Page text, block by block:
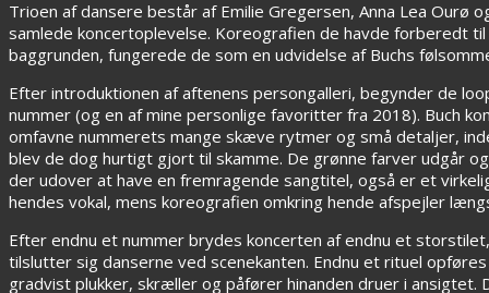
Trioen af dansere består af Emilie Gregersen, Anna Lea
samlede koncertoplevelse. Koreografien de havde forberedt
baggrunden, fungerede de som en udvidelse af Buchs
Efter introduktionen af aftenens persongalleri, begynder de
nummer (og en af mine personlige favoritter fra 2018). Buch
omfavne nummerets mange skæve rytmer og små detaljer,
blev de dog hurtigt gjort til skamme. De grønne farver udgår
der udover at have en fremragende sangtitel, også er et
hendes vokal, mens koreografien omkring hende afspejler
Efter endnu et nummer brydes koncerten af endnu et
tilslutter sig danserne ved scenekanten. Endnu et rituel
gradvist plukker, skræller og påfører hinanden druer i